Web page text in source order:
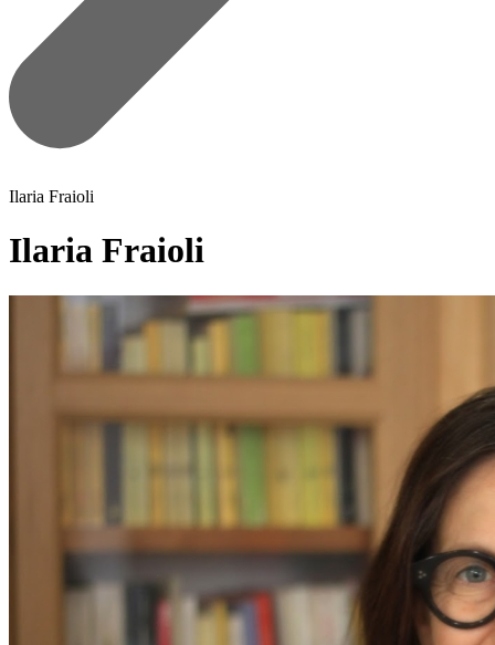
Ilaria Fraioli
Ilaria Fraioli